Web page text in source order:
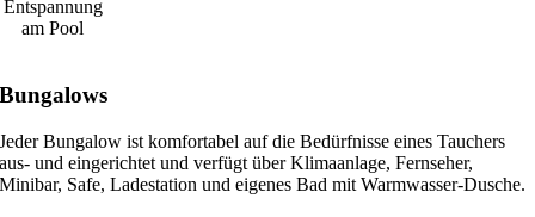
Entspannung
am Pool
Bungalows
Jeder Bungalow ist komfortabel auf die Bedürfnisse eines Tauchers
aus- und eingerichtet und verfügt über Klimaanlage, Fernseher,
Minibar, Safe, Ladestation und eigenes Bad mit Warmwasser-Dusche.